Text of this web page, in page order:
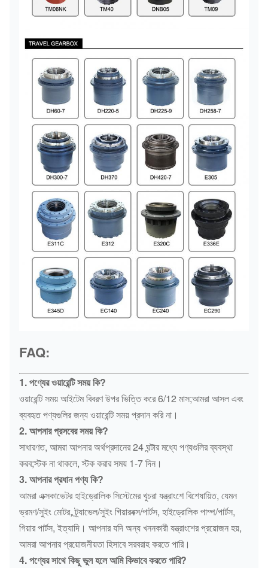
FAQ:
1. পণ্যের ওয়ারেন্টি সময় কি?
ওয়ারেন্টি সময় আইটেম বিবরণ উপর ভিত্তি করে 6/12 মাস;আমরা আসল এবং
ব্যবহৃত পণ্যগুলির জন্য ওয়ারেন্টি সময় প্রদান করি না।
2. আপনার প্রসবের সময় কি?
সাধারণত, আমরা আপনার অর্থপ্রদানের 24 ঘন্টার মধ্যে পণ্যগুলির ব্যবস্থা
করব;স্টক না থাকলে, স্টক করার সময় 1-7 দিন।
3. আপনার প্রধান পণ্য কি?
আমরা এক্সকাভেটর হাইড্রোলিক সিস্টেমের খুচরা যন্ত্রাংশে বিশেষায়িত, যেমন
ভ্রমণ/সুইং মোটর, ট্র্যাভেল/সুইং গিয়ারবক্স/পার্টস, হাইড্রোলিক পাম্প/পার্টস,
গিয়ার পার্টস, ইত্যাদি। আপনার যদি অন্য খননকারী যন্ত্রাংশের প্রয়োজন হয়,
আমরা আপনার প্রয়োজনীয়তা হিসাবে সরবরাহ করতে পারি।
4. পণ্যের সাথে কিছু ভুল হলে আমি কিভাবে করতে পারি?